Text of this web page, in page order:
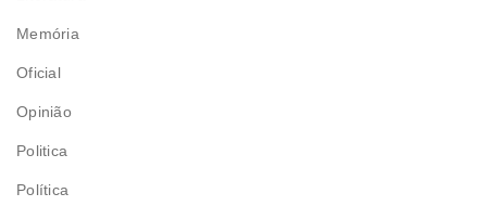
Memória
Oficial
Opinião
Politica
Política